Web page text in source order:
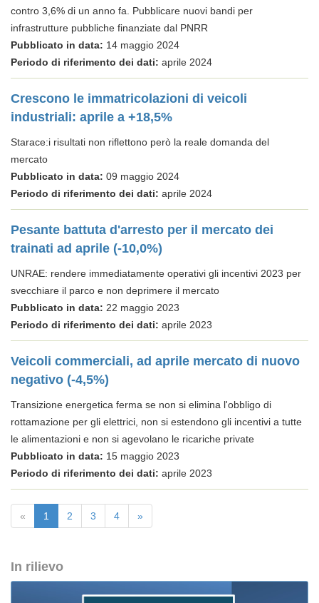
contro 3,6% di un anno fa. Pubblicare nuovi bandi per
infrastrutture pubbliche finanziate dal PNRR
Pubblicato in data: 14 maggio 2024
Periodo di riferimento dei dati: aprile 2024
Crescono le immatricolazioni di veicoli
industriali: aprile a +18,5%
Starace:i risultati non riflettono però la reale domanda del
mercato
Pubblicato in data: 09 maggio 2024
Periodo di riferimento dei dati: aprile 2024
Pesante battuta d'arresto per il mercato dei
trainati ad aprile (-10,0%)
UNRAE: rendere immediatamente operativi gli incentivi 2023 per
svecchiare il parco e non deprimere il mercato
Pubblicato in data: 22 maggio 2023
Periodo di riferimento dei dati: aprile 2023
Veicoli commerciali, ad aprile mercato di nuovo
negativo (-4,5%)
Transizione energetica ferma se non si elimina l'obbligo di
rottamazione per gli elettrici, non si estendono gli incentivi a tutte
le alimentazioni e non si agevolano le ricariche private
Pubblicato in data: 15 maggio 2023
Periodo di riferimento dei dati: aprile 2023
« 1 2 3 4 »
In rilievo